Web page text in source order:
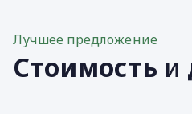
Лучшее предложение
Стоимость и